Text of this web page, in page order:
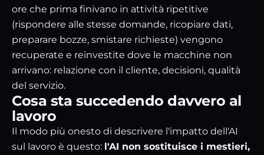
ore che prima finivano in attività ripetitive
(rispondere alle stesse domande, ricopiare dati,
preparare bozze, smistare richieste) vengono
recuperate e reinvestite dove le macchine non
arrivano: relazione con il cliente, decisioni, qualità
del servizio.
Cosa sta succedendo davvero al
lavoro
Il modo più onesto di descrivere l'impatto dell'AI
sul lavoro è questo: l'AI non sostituisce i mestieri,